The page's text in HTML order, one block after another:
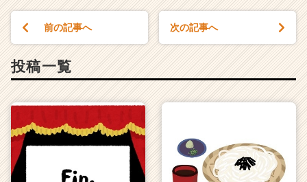
ト
ャ
ア
（C
前の記事へ 次の記事へ
投稿一覧